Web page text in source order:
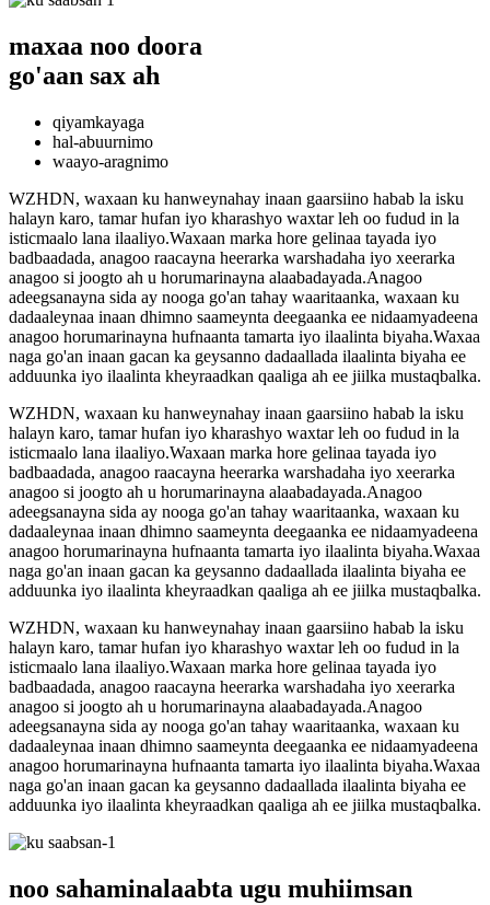
maxaa noo doora
go'aan sax ah
qiyamkayaga
hal-abuurnimo
waayo-aragnimo
WZHDN, waxaan ku hanweynahay inaan gaarsiino habab la isku
halayn karo, tamar hufan iyo kharashyo waxtar leh oo fudud in la
isticmaalo lana ilaaliyo.Waxaan marka hore gelinaa tayada iyo
badbaadada, anagoo raacayna heerarka warshadaha iyo xeerarka
anagoo si joogto ah u horumarinayna alaabadayada.Anagoo
adeegsanayna sida ay nooga go'an tahay waaritaanka, waxaan ku
dadaaleynaa inaan dhimno saameynta deegaanka ee nidaamyadeena
anagoo horumarinayna hufnaanta tamarta iyo ilaalinta biyaha.Waxaa
naga go'an inaan gacan ka geysanno dadaallada ilaalinta biyaha ee
adduunka iyo ilaalinta kheyraadkan qaaliga ah ee jiilka mustaqbalka.
WZHDN, waxaan ku hanweynahay inaan gaarsiino habab la isku
halayn karo, tamar hufan iyo kharashyo waxtar leh oo fudud in la
isticmaalo lana ilaaliyo.Waxaan marka hore gelinaa tayada iyo
badbaadada, anagoo raacayna heerarka warshadaha iyo xeerarka
anagoo si joogto ah u horumarinayna alaabadayada.Anagoo
adeegsanayna sida ay nooga go'an tahay waaritaanka, waxaan ku
dadaaleynaa inaan dhimno saameynta deegaanka ee nidaamyadeena
anagoo horumarinayna hufnaanta tamarta iyo ilaalinta biyaha.Waxaa
naga go'an inaan gacan ka geysanno dadaallada ilaalinta biyaha ee
adduunka iyo ilaalinta kheyraadkan qaaliga ah ee jiilka mustaqbalka.
WZHDN, waxaan ku hanweynahay inaan gaarsiino habab la isku
halayn karo, tamar hufan iyo kharashyo waxtar leh oo fudud in la
isticmaalo lana ilaaliyo.Waxaan marka hore gelinaa tayada iyo
badbaadada, anagoo raacayna heerarka warshadaha iyo xeerarka
anagoo si joogto ah u horumarinayna alaabadayada.Anagoo
adeegsanayna sida ay nooga go'an tahay waaritaanka, waxaan ku
dadaaleynaa inaan dhimno saameynta deegaanka ee nidaamyadeena
anagoo horumarinayna hufnaanta tamarta iyo ilaalinta biyaha.Waxaa
naga go'an inaan gacan ka geysanno dadaallada ilaalinta biyaha ee
adduunka iyo ilaalinta kheyraadkan qaaliga ah ee jiilka mustaqbalka.
noo sahaminalaabta ugu muhiimsan